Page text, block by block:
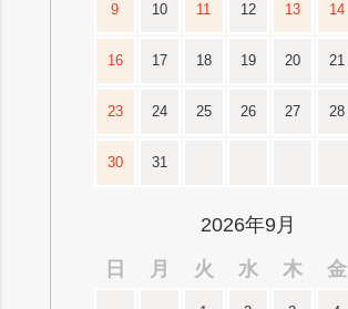
9 10 11 12 13 14
16 17 18 19 20 21
23 24 25 26 27 28
30 31
2026年9月
日
月 火 水 木 金